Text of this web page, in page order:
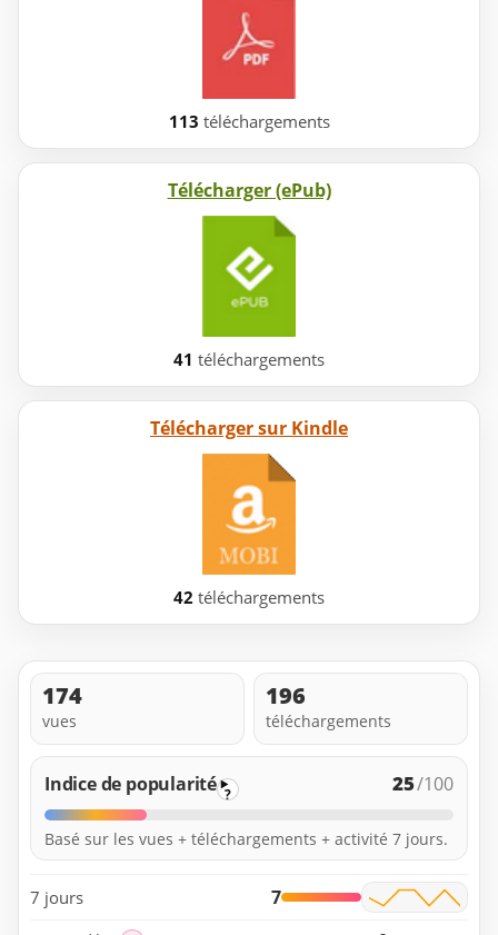
113 téléchargements
Télécharger (ePub)
41 téléchargements
Télécharger sur Kindle
42 téléchargements
174
vues
196
téléchargements
Indice de popularité ? 25/100
Basé sur les vues + téléchargements + activité 7 jours.
7 jours 7